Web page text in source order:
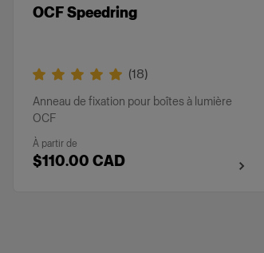
OCF Speedring
(18)
Anneau de fixation pour boîtes à lumière
OCF
À partir de
$110.00 CAD